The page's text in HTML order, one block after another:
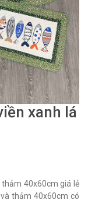
xanh lá
40x60cm giá lẻ
thảm 40x60cm có